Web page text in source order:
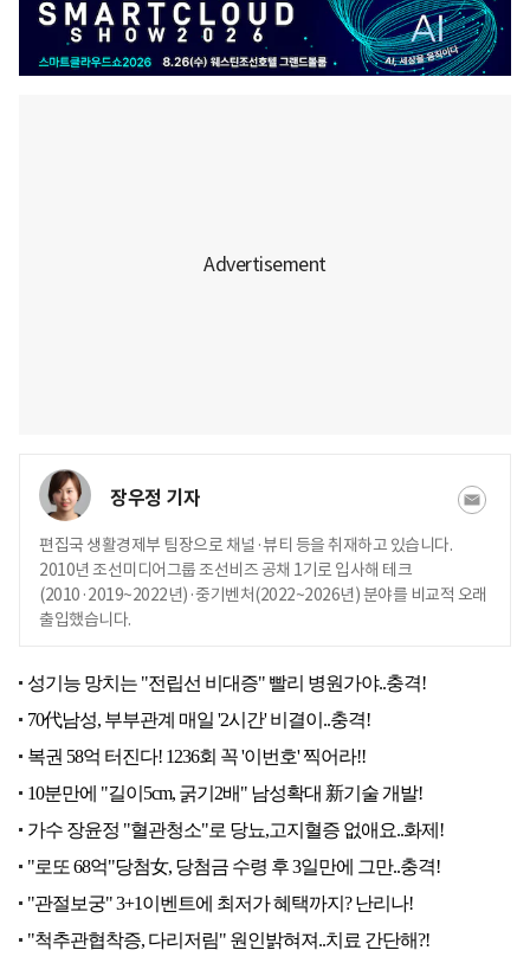
장우정 기자
편집국 생활경제부 팀장으로 채널·뷰티 등을 취재하고 있습니다.
2010년 조선미디어그룹 조선비즈 공채 1기로 입사해 테크
(2010·2019~2022년)·중기벤처(2022~2026년) 분야를 비교적 오래
출입했습니다.